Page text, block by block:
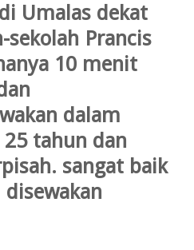
Umalas dekat
sekolah Prancis
10 menit
dalam
tahun dan
sangat baik